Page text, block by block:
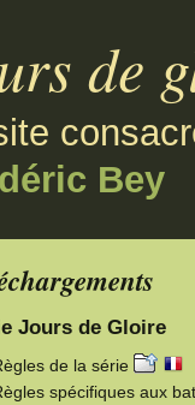
de
Bey
Jours de Gloire
de la série
spécifiques aux